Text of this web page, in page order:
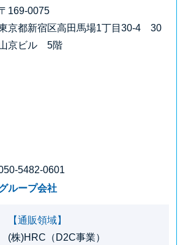
169-0075
京都新宿区高田馬場1丁目30-4 30
京ビル 5階
5482-0601
ループ会社
【通販領域】
(株)HRC（D2C事業）